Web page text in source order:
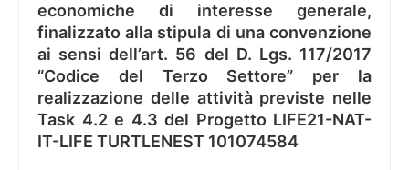
economiche di interesse generale,
finalizzato alla stipula di una convenzione
ai sensi dell’art. 56 del D. Lgs. 117/2017
“Codice del Terzo Settore” per la
realizzazione delle attività previste nelle
Task 4.2 e 4.3 del Progetto LIFE21-NAT-
IT-LIFE TURTLENEST 101074584